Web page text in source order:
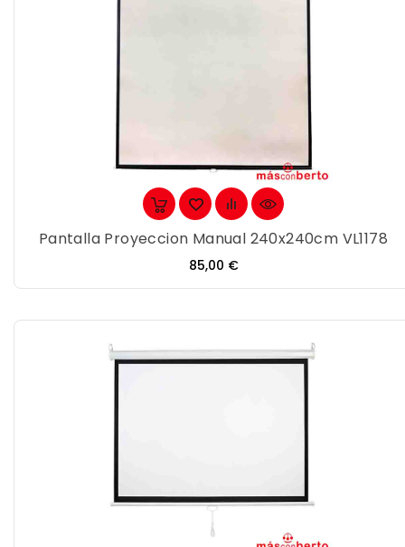
Pantalla Proyeccion Manual 240x240cm VL1178
Precio
85,00 €